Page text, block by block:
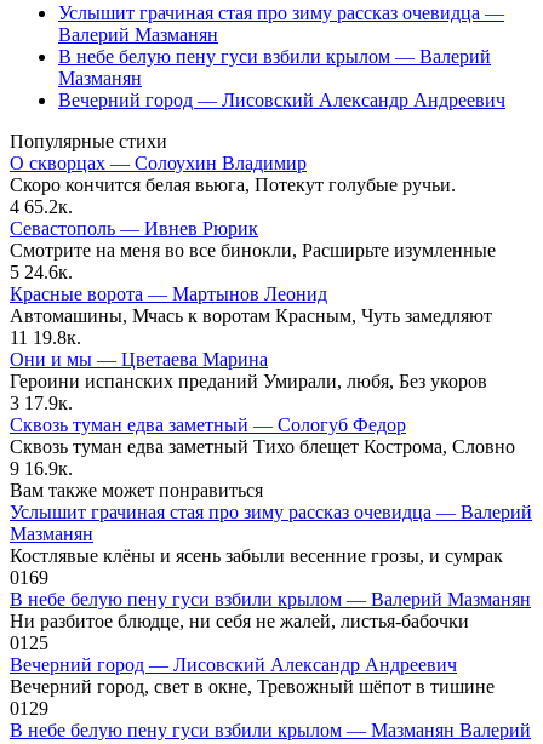
Услышит грачиная стая про зиму рассказ очевидца —
Валерий Мазманян
В небе белую пену гуси взбили крылом — Валерий
Мазманян
Вечерний город — Лисовский Александр Андреевич
Популярные стихи
О скворцах — Солоухин Владимир
Скоро кончится белая вьюга, Потекут голубые ручьи.
4 65.2к.
Севастополь — Ивнев Рюрик
Смотрите на меня во все бинокли, Расширьте изумленные
5 24.6к.
Красные ворота — Мартынов Леонид
Автомашины, Мчась к воротам Красным, Чуть замедляют
11 19.8к.
Они и мы — Цветаева Марина
Героини испанских преданий Умирали, любя, Без укоров
3 17.9к.
Сквозь туман едва заметный — Сологуб Федор
Сквозь туман едва заметный Тихо блещет Кострома, Словно
9 16.9к.
Вам также может понравиться
Услышит грачиная стая про зиму рассказ очевидца — Валерий
Мазманян
Костлявые клёны и ясень забыли весенние грозы, и сумрак
0169
В небе белую пену гуси взбили крылом — Валерий Мазманян
Ни разбитое блюдце, ни себя не жалей, листья-бабочки
0125
Вечерний город — Лисовский Александр Андреевич
Вечерний город, свет в окне, Тревожный шёпот в тишине
0129
В небе белую пену гуси взбили крылом — Мазманян Валерий